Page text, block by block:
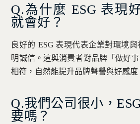
Q.為什麼 ESG 表現
就會好？
良好的 ESG 表現代表企業對環境
明誠信。這與消費者對品牌「做好
相符，自然能提升品牌聲譽與好感度
Q.我們公司很小，
要嗎？